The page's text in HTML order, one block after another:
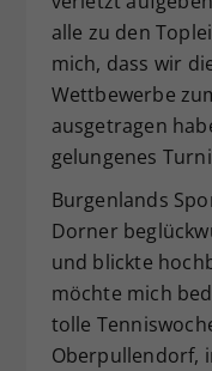
alle zu den
mich, dass wir
Wettbewerbe
ausgetragen
gelungenes
Burgenlands
Dorner
und blickte
möchte mich
tolle
Oberpullendorf,